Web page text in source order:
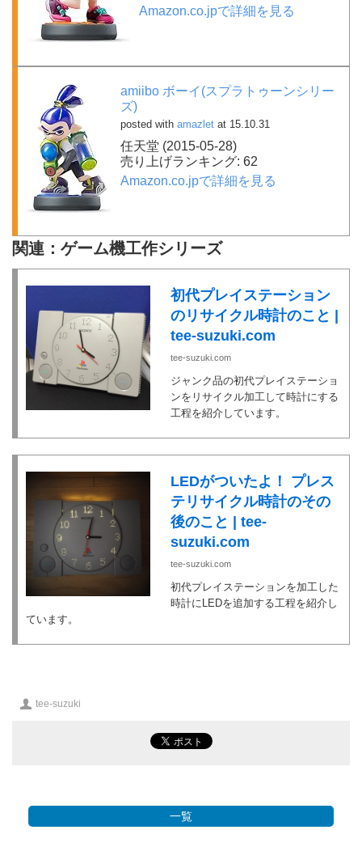
Amazon.co.jpで詳細を見る
amiibo ボーイ(スプラトゥーンシリー
ズ)
posted with amazlet at 15.10.31
任天堂 (2015-05-28)
売り上げランキング: 62
Amazon.co.jpで詳細を見る
関連：ゲーム機工作シリーズ
初代プレイステーション
のリサイクル時計のこと |
tee-suzuki.com
tee-suzuki.com
ジャンク品の初代プレイステーショ
ンをリサイクル加工して時計にする
工程を紹介しています。
LEDがついたよ！ プレス
テリサイクル時計のその
後のこと | tee-
suzuki.com
tee-suzuki.com
初代プレイステーションを加工した
時計にLEDを追加する工程を紹介し
ています。
tee-suzuki
一覧